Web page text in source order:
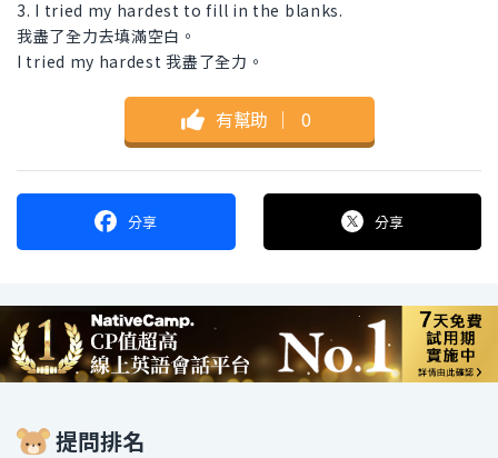
3. I tried my hardest to fill in the blanks.
我盡了全力去填滿空白。
I tried my hardest 我盡了全力。
有幫助 ｜ 0
分享 分享
提問排名